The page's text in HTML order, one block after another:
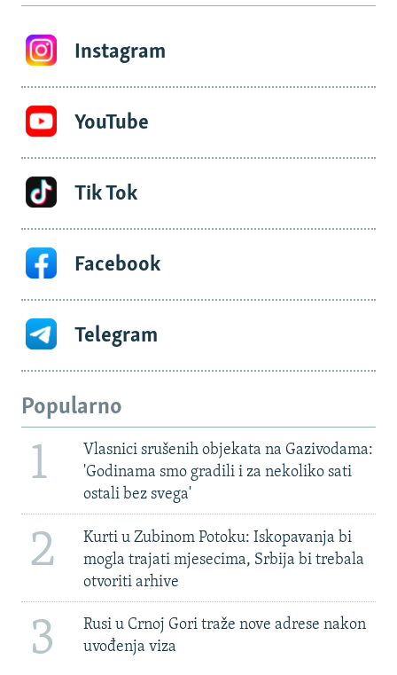
Instagram
YouTube
Tik Tok
Facebook
Telegram
Popularno
1
Vlasnici srušenih objekata na Gazivodama:
'Godinama smo gradili i za nekoliko sati
ostali bez svega'
2
Kurti u Zubinom Potoku: Iskopavanja bi
mogla trajati mjesecima, Srbija bi trebala
otvoriti arhive
3
Rusi u Crnoj Gori traže nove adrese nakon
uvođenja viza